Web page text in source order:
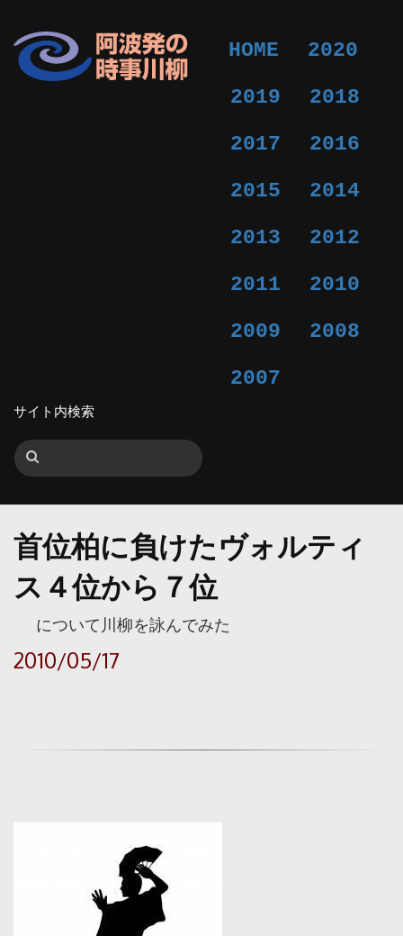
HOME
2020
2019
2018
2017
2016
2015
2014
2013
2012
2011
2010
2009
2008
2007
サイト内検索
首位柏に負けたヴォルティ
ス４位から７位
について川柳を詠んでみた
2010/05/17